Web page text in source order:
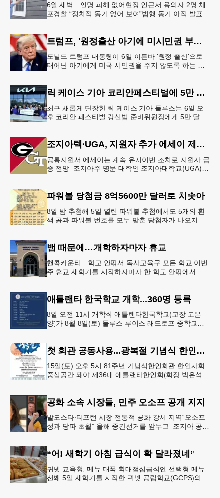
6일 새벽…인명 피해 없어현장 인근서 용의자 2명 체
포경찰 “정치적 동기 없어 보여”범행 동기 아직 발표
트럼프, '원정출산 아기에 미시민권 부여 금지' 행정명령 서명
도널드 트럼프 대통령이 6일 이른바 '원정 출산'으로
태어난 아기에게 미국 시민권을 주지 않도록 하는 행
릭 케이스 기아 코리안페스티벌에 5만 달러 후원
최근 새롭게 단장한 릭 케이스 기아 둘루스는 6일 오
후 코리안 페스티벌 강신범 준비위원장에게 5만 달러
조지아텍⋅UGA, 지원자 추가 에세이 제출 폐지
공통지원서 에세이는 계속 유지이번 조치로 지원자 급
증 전망 조지아주 명문 대학인 조지아대학교(UGA)와
파워볼 당첨금 8억5600만 달러로 치솟아
8일 밤 추첨해 5일 열린 파워볼 추첨에서도 5개의 흰
색 공과 파워볼 번호를 모두 맞춘 당첨자가 나오지 않
뱀 때문에…개학하자마자 휴교
핸콕카운티…학교 안팎서 독사교육구 모든 학교 이번
주 휴교 새학기를 시작하자마자 한 학교 안팎에서 잇
애틀랜타 한국학교 개학...360명 등록
8일 오전 11시 개학식 애틀랜타한국학교(교장 고은
양)가 8월 8일(토) 둘루스 루이스 래드로프 중학교에
첫 회관 공동사용...광복절 기념식 한인회관서
15일(토) 오후 5시 81주년 기념식한인회관 한인사회
중심공간 돼야 제36대 애틀랜타한인회(회장 박은석·
공화 소속 시장들, 민주 오소프 공개 지지
발도스타∙티프턴 시장 전통적 공화 강세 지역“오소프
성과 당파 초월” 올해 중간선거를 앞두고 조지아 공화
“어! 새학기 아침 급식이 확 달라졌네”
귀넷 교육청, 메뉴 대폭 확대점심급식엔 선택형 메뉴
선봬 5일 새학기를 시작한 귀넷 공립학교(GCPS)의 급